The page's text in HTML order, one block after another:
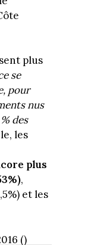
plus
se
pour
nus
des
les
plus
,
et les